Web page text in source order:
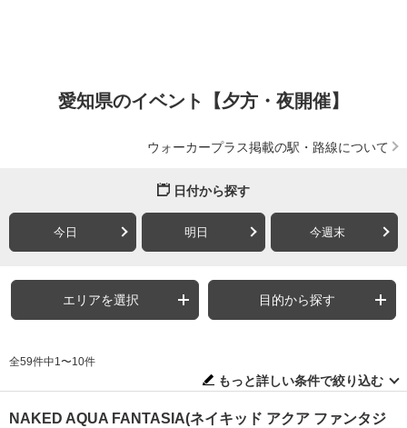
愛知県のイベント【夕方・夜開催】
ウォーカープラス掲載の駅・路線について
日付から探す
今日 明日 今週末
エリアを選択 目的から探す
全59件中1〜10件
もっと詳しい条件で絞り込む
NAKED AQUA FANTASIA(ネイキッド アクア ファンタジ